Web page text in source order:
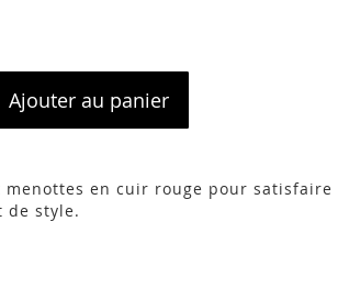
Ajouter au panier
menottes en cuir rouge pour satisfaire
de style.